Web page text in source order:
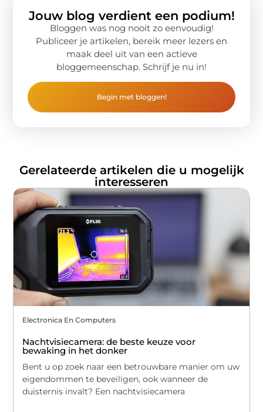
Jouw blog verdient een podium!
Bloggen was nog nooit zo eenvoudig!
Publiceer je artikelen, bereik meer lezers en
maak deel uit van een actieve
bloggemeenschap. Schrijf je nu in!
Begin met bloggen!
Gerelateerde artikelen die u mogelijk
interesseren
Electronica En Computers
Nachtvisiecamera: de beste keuze voor
bewaking in het donker
Bent u op zoek naar een betrouwbare manier om uw
eigendommen te beveiligen, ook wanneer de
duisternis invalt? Een nachtvisiecamera